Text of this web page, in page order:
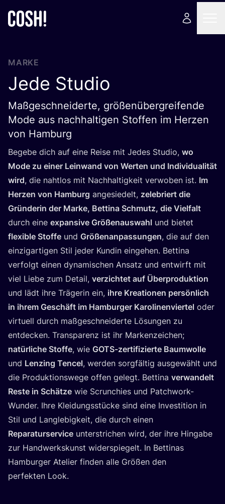
MARKE
Jede Studio
Maßgeschneiderte, größenübergreifende
Mode aus nachhaltigen Stoffen im Herzen
von Hamburg
Bege­be dich auf eine Rei­se mit Jedes Stu­dio, wo
Mode zu einer Lein­wand von Wer­ten und Indi­vi­dua­li­tät
wird, die naht­los mit Nach­hal­tig­keit ver­wo­ben ist. Im
Her­zen von Ham­burg ange­sie­delt, zele­briert die
Grün­de­rin der Mar­ke, Bet­ti­na Schmutz, die Viel­falt
durch eine expan­si­ve Grö­ßen­aus­wahl und bie­tet
fle­xi­ble Stof­fe und Grö­ßen­an­pas­sun­gen, die auf den
ein­zig­ar­ti­gen Stil jeder Kun­din ein­ge­hen. Bet­ti­na
ver­folgt einen dyna­mi­schen Ansatz und ent­wirft mit
viel Lie­be zum Detail, ver­zich­tet auf Über­pro­duk­ti­on
und lädt ihre Trä­ge­rin ein, ihre Krea­tio­nen per­sön­lich
in ihrem Geschäft im Ham­bur­ger Karo­li­nen­vier­tel oder
vir­tu­ell durch maß­ge­schnei­der­te Lösun­gen zu
ent­de­cken. Trans­pa­renz ist ihr Mar­ken­zei­chen;
natür­li­che Stof­fe, wie GOTS-zer­ti­fi­zier­te Baum­wol­le
und Lenzing Ten­cel, wer­den sorg­fäl­tig aus­ge­wählt und
die Pro­duk­ti­ons­we­ge offen gelegt. Bet­ti­na ver­wan­delt
Res­te in Schät­ze wie Scrun­chies und Patch­work-
Wun­der. Ihre Klei­dungs­stü­cke sind eine Inves­ti­ti­on in
Stil und Lang­le­big­keit, die durch einen
Repa­ra­tur­ser­vice unter­stri­chen wird, der ihre Hin­ga­be
zur Hand­werks­kunst wider­spie­gelt. In Bet­ti­nas
Ham­bur­ger Ate­lier fin­den alle Grö­ßen den
per­fek­ten Look.